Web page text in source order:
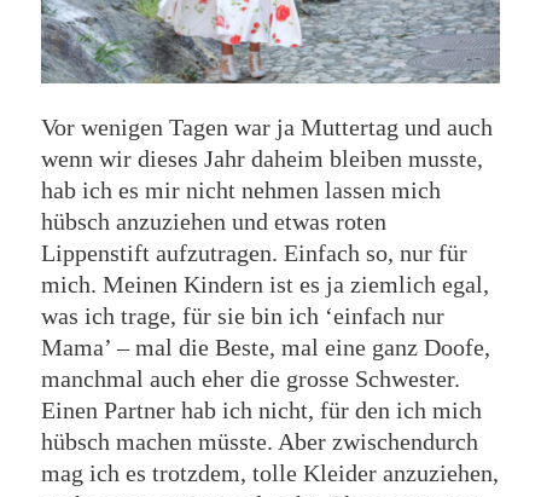
Vor wenigen Tagen war ja Muttertag und auch
wenn wir dieses Jahr daheim bleiben musste,
hab ich es mir nicht nehmen lassen mich
hübsch anzuziehen und etwas roten
Lippenstift aufzutragen. Einfach so, nur für
mich. Meinen Kindern ist es ja ziemlich egal,
was ich trage, für sie bin ich ‘einfach nur
Mama’ – mal die Beste, mal eine ganz Doofe,
manchmal auch eher die grosse Schwester.
Einen Partner hab ich nicht, für den ich mich
hübsch machen müsste. Aber zwischendurch
mag ich es trotzdem, tolle Kleider anzuziehen,